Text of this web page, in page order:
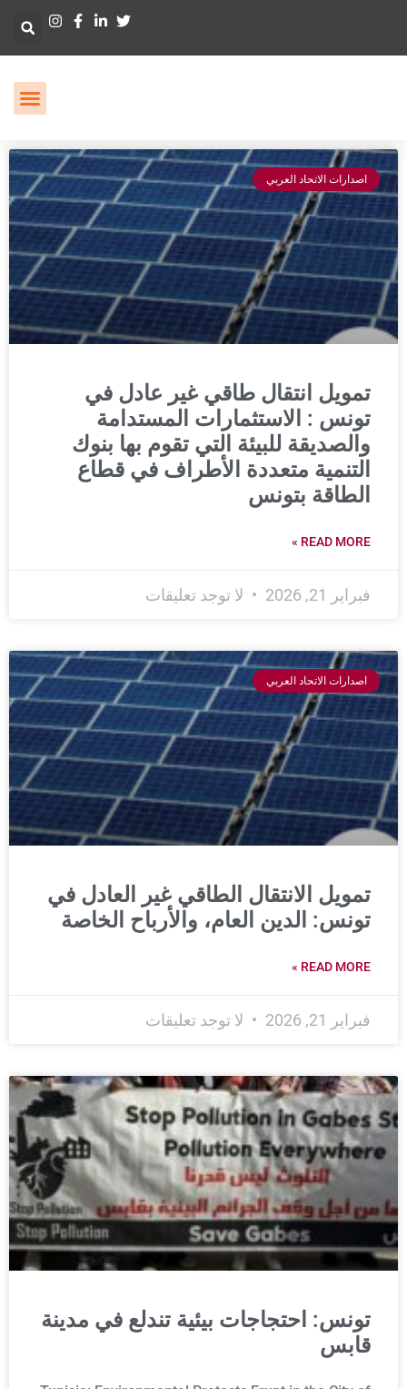
اصدارات الاتحاد العربي
تمويل انتقال طاقي غير عادل في
تونس : الاستثمارات المستدامة
والصديقة للبيئة التي تقوم بها بنوك
التنمية متعددة الأطراف في قطاع
الطاقة بتونس
READ MORE »
فبراير 21, 2026 لا توجد تعليقات
اصدارات الاتحاد العربي
تمويل الانتقال الطاقي غير العادل في
تونس: الدين العام، والأرباح الخاصة
READ MORE »
فبراير 21, 2026 لا توجد تعليقات
تونس: احتجاجات بيئية تندلع في مدينة
قابس